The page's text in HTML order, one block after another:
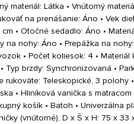
materiál: Látka • Vnútorný
na prenášanie: Áno • Vek
• Otočné sedadlo: Áno •
nohy: Áno • Prepážka na
• Počet koliesok: 4 • Materiál
brzdy: Synchronizovaná •
rukoväte: Teleskopické, 3 polohy
• Hliníková vanička s
košík • Batoh • Univerzálna
(vnútorné), D x Š x H: 75 x 33